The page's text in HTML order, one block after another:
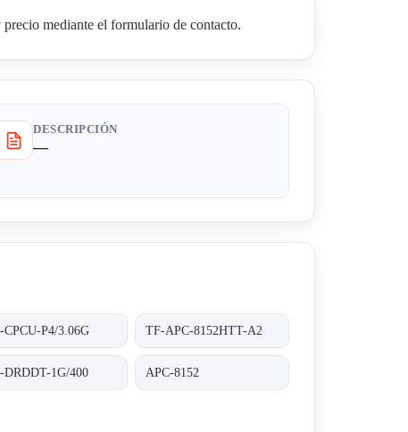
mediante el formulario de contacto.
DESCRIPCIÓN
—
CPCU-P4/3.06G TF-APC-8152HTT-A2
DRDDT-1G/400 APC-8152